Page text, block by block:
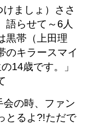
ましょ）ささ
語らせて～6人
黒帯（上田理
のキラースマイ
14歳です。」
会の時、ファン
とるよ?!ただで